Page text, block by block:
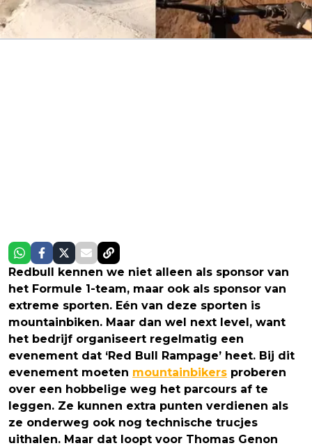
Redbull kennen we niet alleen als sponsor van
het Formule 1-team, maar ook als sponsor van
extreme sporten. Eén van deze sporten is
mountainbiken. Maar dan wel next level, want
het bedrijf organiseert regelmatig een
evenement dat ‘Red Bull Rampage’ heet. Bij dit
evenement moeten mountainbikers proberen
over een hobbelige weg het parcours af te
leggen. Ze kunnen extra punten verdienen als
ze onderweg ook nog technische trucjes
uithalen. Maar dat loopt voor Thomas Genon